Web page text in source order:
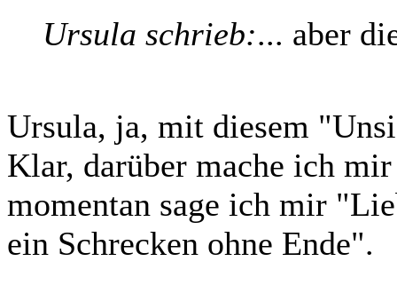
Ursula schrieb:... aber
Ursula, ja, mit diesem
Klar, darüber mache ich
momentan sage ich mir
ein Schrecken ohne Ende".